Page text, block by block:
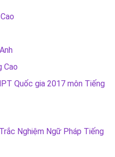
Cao
Quốc gia 2017 môn Tiếng
Nghiệm Ngữ Pháp Tiếng